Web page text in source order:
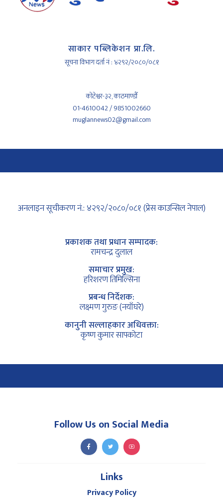
साकार पब्लिकेशन प्रा.लि.
सूचना विभाग दर्ता नं : ४२९२/२०८०/०८१
कोटेश्वर-३२, काठमाण्डौँ
01-4610042 / 9851002660
muglannews02@gmail.com
अनलाइन सूचीकरण नं.: ४२९२/२०८०/०८१ (प्रेस काउन्सिल नेपाल)
प्रकाशक तथा प्रधान सम्पादक:
रामचन्द्र दुलाल
समाचार प्रमुख:
हरिशरण तिमिल्सिना
प्रबन्ध निर्देशक:
लक्ष्मण गुरुङ (नयाँघरे)
कानुनी सल्लाहकार अधिवक्ता:
कृष्ण कुमार सापकोटा
Follow Us on Social Media
Links
Privacy Policy